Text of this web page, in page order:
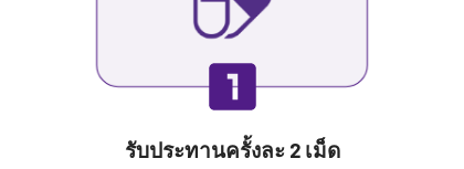
รับประทานครั้งละ 2 เม็ด